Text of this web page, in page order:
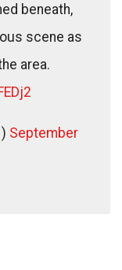
beneath,
scene as
area.
September